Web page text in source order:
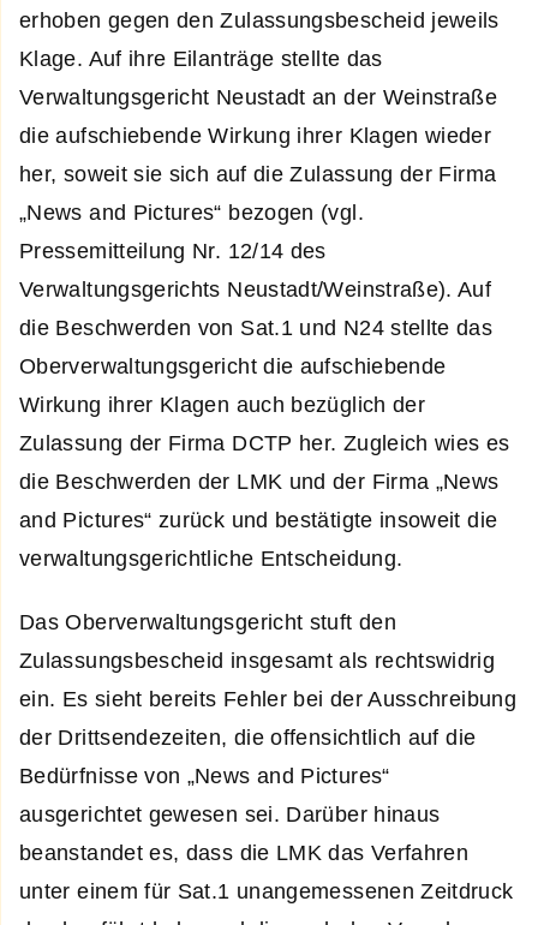
erhoben gegen den Zulassungsbescheid jeweils
Klage. Auf ihre Eilanträge stellte das
Verwaltungsgericht Neustadt an der Weinstraße
die aufschiebende Wirkung ihrer Klagen wieder
her, soweit sie sich auf die Zulassung der Firma
„News and Pictures“ bezogen (vgl.
Pressemitteilung Nr. 12/14 des
Verwaltungsgerichts Neustadt/Weinstraße). Auf
die Beschwerden von Sat.1 und N24 stellte das
Oberverwaltungsgericht die aufschiebende
Wirkung ihrer Klagen auch bezüglich der
Zulassung der Firma DCTP her. Zugleich wies es
die Beschwerden der LMK und der Firma „News
and Pictures“ zurück und bestätigte insoweit die
verwaltungsgerichtliche Entscheidung.
Das Oberverwaltungsgericht stuft den
Zulassungsbescheid insgesamt als rechtswidrig
ein. Es sieht bereits Fehler bei der Ausschreibung
der Drittsendezeiten, die offensichtlich auf die
Bedürfnisse von „News and Pictures“
ausgerichtet gewesen sei. Darüber hinaus
beanstandet es, dass die LMK das Verfahren
unter einem für Sat.1 unangemessenen Zeitdruck